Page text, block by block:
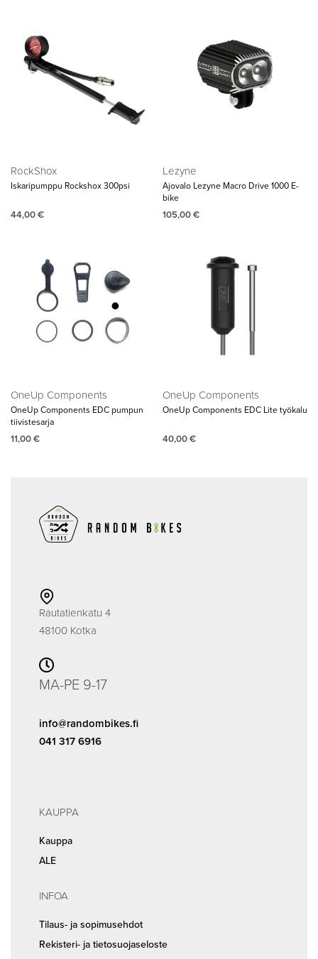
RockShox
Iskaripumppu Rockshox 300psi
44,00€
Lezyne
Ajovalo Lezyne Macro Drive 1000 E-
bike
105,00€
OneUp Components
OneUp Components EDC pumpun
tiivistesarja
11,00€
OneUp Components
OneUp Components EDC Lite työkalu
40,00€
Rautatienkatu 4
48100 Kotka
MA-PE 9-17
info@randombikes.fi
041 317 6916
KAUPPA
Kauppa
ALE
INFOA
Tilaus- ja sopimusehdot
Rekisteri- ja tietosuojaseloste